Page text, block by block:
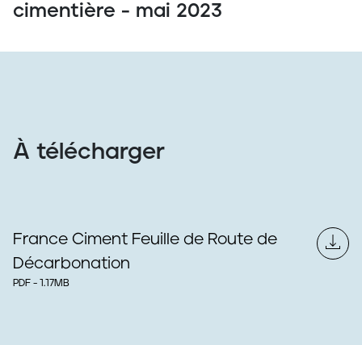
cimentière - mai 2023
À télécharger
France Ciment Feuille de Route de
Décarbonation
PDF - 1.17MB